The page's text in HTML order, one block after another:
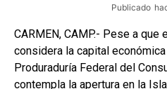
Publicado
CARMEN, CAMP.- Pese a
considera la capital
Produraduría Federal del
contempla la apertura en la